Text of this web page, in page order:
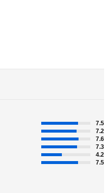
7.5
7.2
7.6
7.3
4.2
7.5